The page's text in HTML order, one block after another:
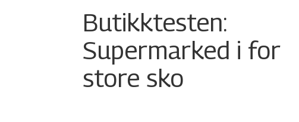
Butikktesten:
Supermarked i for
store sko